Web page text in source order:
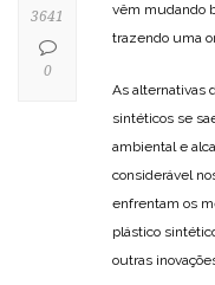
vêm mudando
trazendo uma
As alternativas
sintéticos se
ambiental e
considerável
enfrentam os
plástico
outras
3641
0